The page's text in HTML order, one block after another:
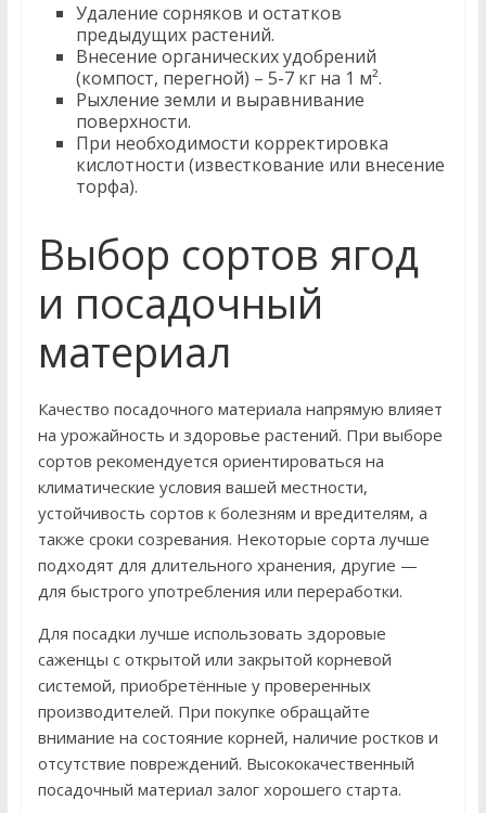
Удаление сорняков и остатков
предыдущих растений.
Внесение органических удобрений
(компост, перегной) – 5-7 кг на 1 м².
Рыхление земли и выравнивание
поверхности.
При необходимости корректировка
кислотности (известкование или внесение
торфа).
Выбор сортов ягод
и посадочный
материал
Качество посадочного материала напрямую влияет
на урожайность и здоровье растений. При выборе
сортов рекомендуется ориентироваться на
климатические условия вашей местности,
устойчивость сортов к болезням и вредителям, а
также сроки созревания. Некоторые сорта лучше
подходят для длительного хранения, другие —
для быстрого употребления или переработки.
Для посадки лучше использовать здоровые
саженцы с открытой или закрытой корневой
системой, приобретённые у проверенных
производителей. При покупке обращайте
внимание на состояние корней, наличие ростков и
отсутствие повреждений. Высококачественный
посадочный материал залог хорошего старта.